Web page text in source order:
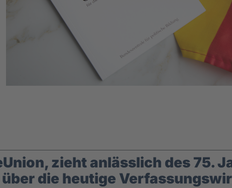
zieht anlässlich des 75.
die heutige